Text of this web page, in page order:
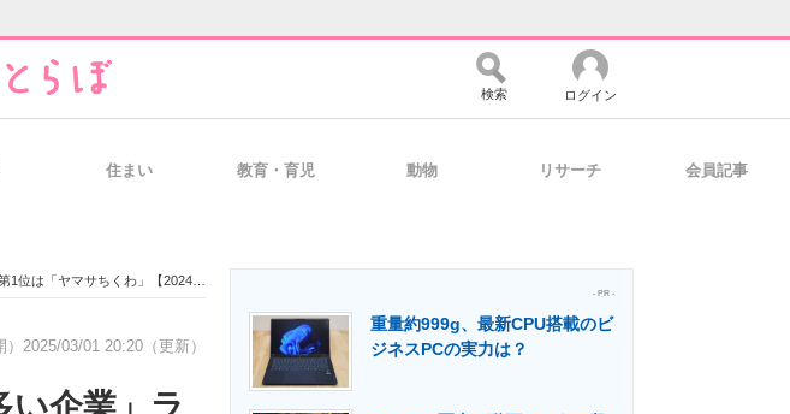
経営リーダーのコミュニティ マーケ×ITの今がよく分かる
検索 ログイン
住まい 教育・育児 動物 リサーチ 会員記事
サちくわ」【2024年最新調査結果】
2025/03/01 20:20（更新）
い企業」ラ
- PR -
重量約999g、最新CPU搭載のビ
ジネスPCの実力は？